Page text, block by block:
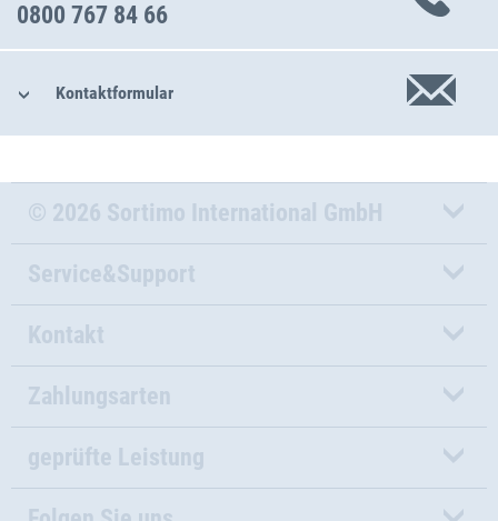
0800 767 84 66
Kontaktformular
© 2026 Sortimo International GmbH
Service&Support
Kontakt
Zahlungsarten
geprüfte Leistung